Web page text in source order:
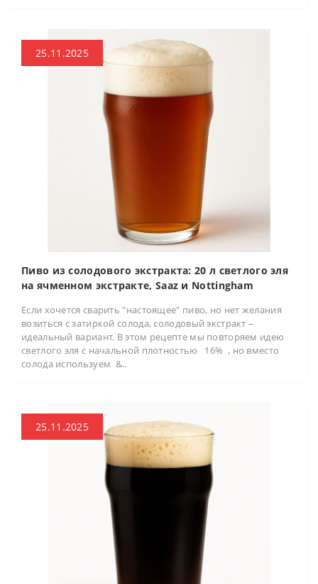
25.11.2025
Пиво из солодового экстракта: 20 л светлого эля
на ячменном экстракте, Saaz и Nottingham
Если хочется сварить "настоящее" пиво, но нет желания
возиться с затиркой солода, солодовый экстракт –
идеальный вариант. В этом рецепте мы повторяем идею
светлого эля с начальной плотностью 16% , но вместо
солода используем &..
25.11.2025